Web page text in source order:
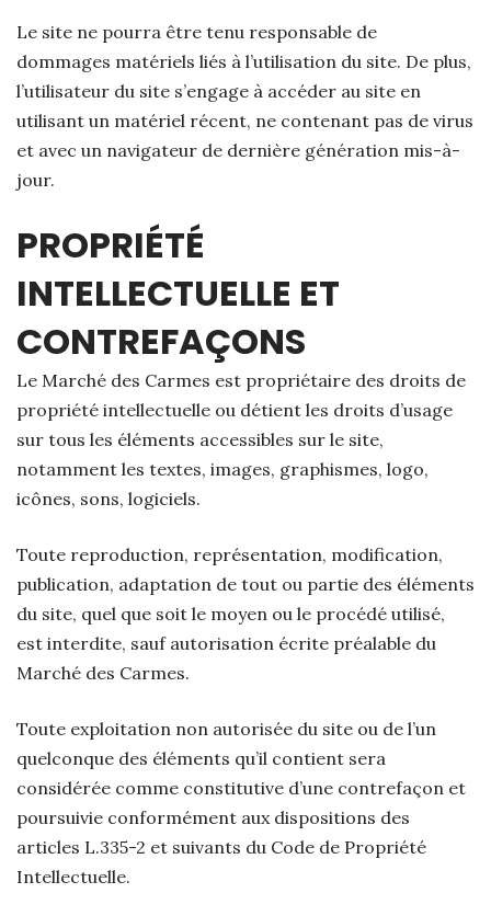
Le site ne pourra être tenu responsable de
dommages matériels liés à l’utilisation du site. De plus,
l’utilisateur du site s’engage à accéder au site en
utilisant un matériel récent, ne contenant pas de virus
et avec un navigateur de dernière génération mis-à-
jour.
PROPRIÉTÉ
INTELLECTUELLE ET
CONTREFAÇONS
Le Marché des Carmes est propriétaire des droits de
propriété intellectuelle ou détient les droits d’usage
sur tous les éléments accessibles sur le site,
notamment les textes, images, graphismes, logo,
icônes, sons, logiciels.
Toute reproduction, représentation, modification,
publication, adaptation de tout ou partie des éléments
du site, quel que soit le moyen ou le procédé utilisé,
est interdite, sauf autorisation écrite préalable du
Marché des Carmes.
Toute exploitation non autorisée du site ou de l’un
quelconque des éléments qu’il contient sera
considérée comme constitutive d’une contrefaçon et
poursuivie conformément aux dispositions des
articles L.335-2 et suivants du Code de Propriété
Intellectuelle.